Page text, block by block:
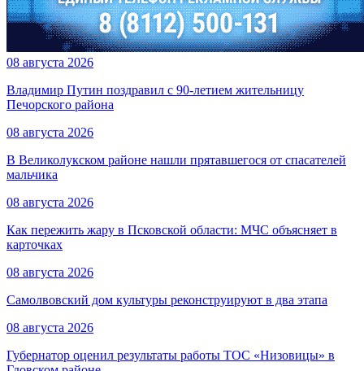
08 августа 2026
Владимир Путин поздравил с 90-летием жительницу
Печорского района
08 августа 2026
В Великолукском районе нашли прятавшегося от спасателей
мальчика
08 августа 2026
Как пережить жару в Псковской области: МЧС объясняет в
карточках
08 августа 2026
Самолвовский дом культуры реконструируют в два этапа
08 августа 2026
Губернатор оценил результаты работы ТОС «Низовицы» в